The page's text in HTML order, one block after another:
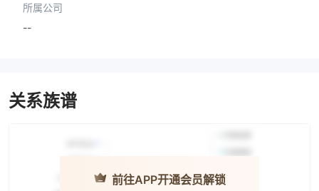
所属公司
--
关系族谱
前往APP开通会员解锁